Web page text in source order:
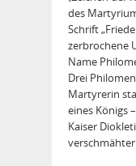
des
Schrift
zerbrochene
Name
Drei
Martyrerin
eines Königs
Kaiser